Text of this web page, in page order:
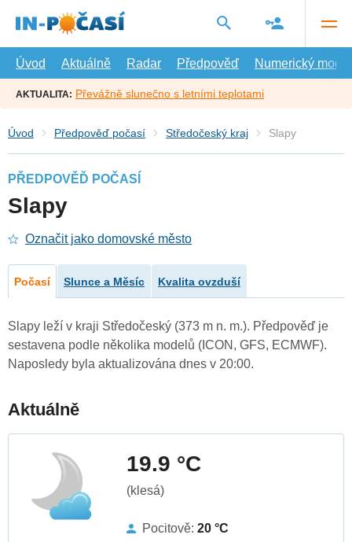
hlavní
Úvod
Aktuálně Radar Předpověď Numerický model
AKTUALITA: Převážně slunečno s letními teplotami
Úvod Předpověď počasí Středočeský kraj Slapy
PŘEDPOVĚĎ POČASÍ
Slapy
Označit jako domovské město
Počasí Slunce a Měsíc Kvalita ovzduší
Slapy leží v kraji Středočeský (373 m n. m.). Předpověď je
sestavena podle několika modelů (ICON, GFS, ECMWF).
Naposledy byla aktualizována dnes v 20:00.
Aktuálně
19.9 °C
(klesá)
Pocitově: 20 °C